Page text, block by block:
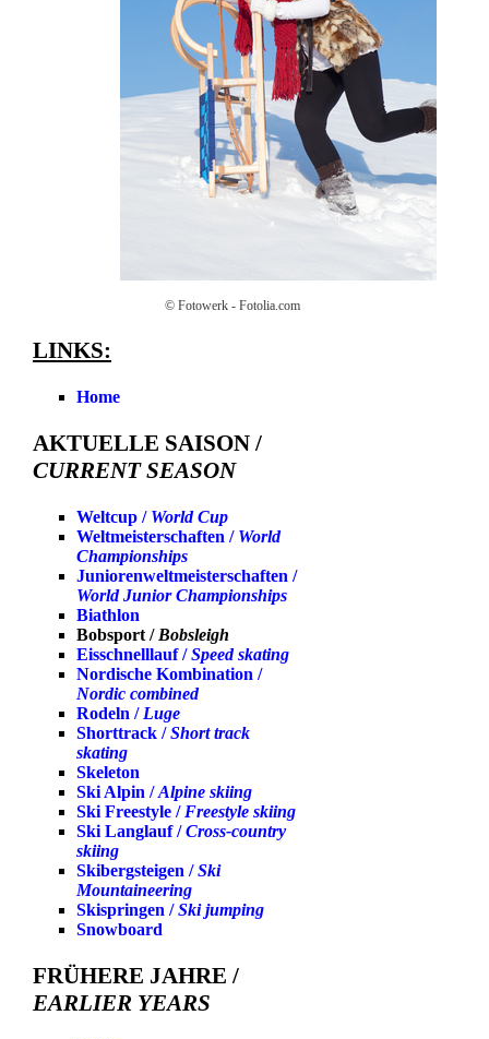
© Fotowerk - Fotolia.com
LINKS:
Home
AKTUELLE SAISON /
CURRENT SEASON
Weltcup / World Cup
Weltmeisterschaften / World
Championships
Juniorenweltmeisterschaften /
World Junior Championships
Biathlon
Bobsport / Bobsleigh
Eisschnelllauf /Speed skating
Nordische Kombination /
Nordic combined
Rodeln / Luge
Shorttrack /Short track
skating
Skeleton
Ski Alpin /Alpine skiing
Ski Freestyle / Freestyle skiing
Ski Langlauf /Cross-country
skiing
Skibergsteigen /Ski
Mountaineering
Skispringen /Ski jumping
Snowboard
FRÜHERE JAHRE /
EARLIER YEARS